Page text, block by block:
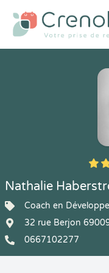
5
1
5
14
Nathalie
Coach en
32 rue Berjon
0667102277